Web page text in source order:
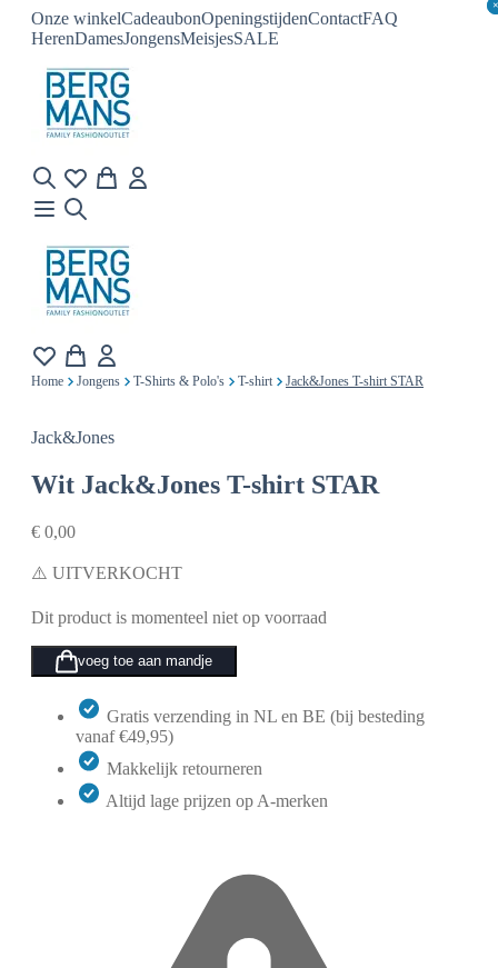
Onze winkelCadeaubonOpeningstijdenContactFAQ
HerenDamesJongensMeisjesSALE
×
×
Home Jongens T-Shirts & Polo's T-shirt Jack&Jones T-shirt STAR
Jack&Jones
Wit Jack&Jones T-shirt STAR
€ 0,00
⚠️ UITVERKOCHT
Dit product is momenteel niet op voorraad
voeg toe aan mandje
Gratis verzending in NL en BE (bij besteding
vanaf €49,95)
Makkelijk retourneren
Altijd lage prijzen op A-merken